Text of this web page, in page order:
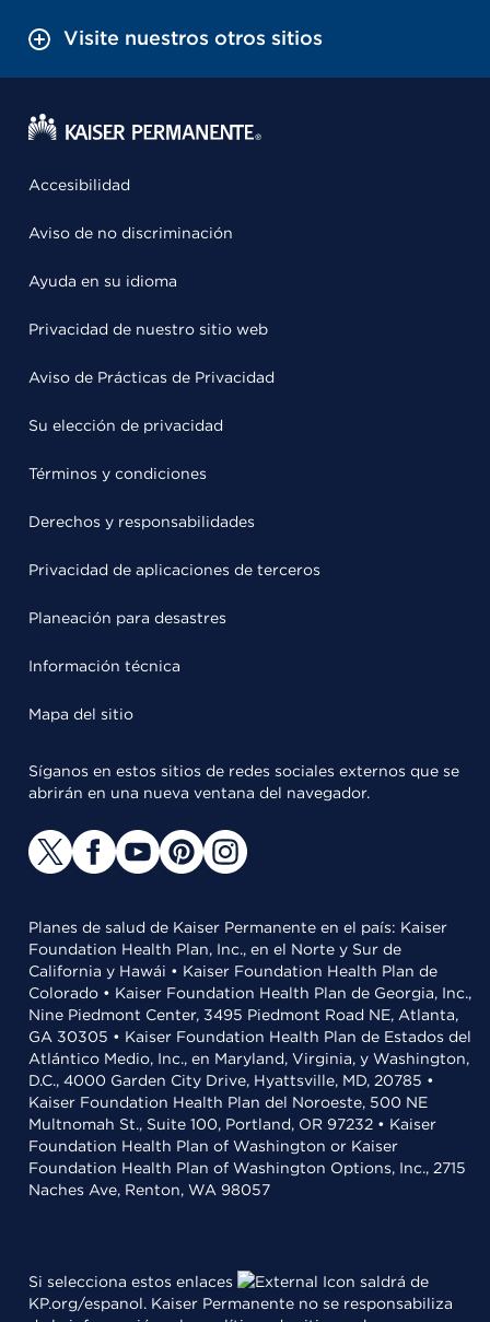
Visite nuestros otros sitios
Accesibilidad
Aviso de no discriminación
Ayuda en su idioma
Privacidad de nuestro sitio web
Aviso de Prácticas de Privacidad
Su elección de privacidad
Términos y condiciones
Derechos y responsabilidades
Privacidad de aplicaciones de terceros
Planeación para desastres
Información técnica
Mapa del sitio
Síganos en estos sitios de redes sociales externos que se
abrirán en una nueva ventana del navegador.
Planes de salud de Kaiser Permanente en el país: Kaiser
Foundation Health Plan, Inc., en el Norte y Sur de
California y Hawái • Kaiser Foundation Health Plan de
Colorado • Kaiser Foundation Health Plan de Georgia, Inc.,
Nine Piedmont Center, 3495 Piedmont Road NE, Atlanta,
GA 30305 • Kaiser Foundation Health Plan de Estados del
Atlántico Medio, Inc., en Maryland, Virginia, y Washington,
D.C., 4000 Garden City Drive, Hyattsville, MD, 20785 •
Kaiser Foundation Health Plan del Noroeste, 500 NE
Multnomah St., Suite 100, Portland, OR 97232 • Kaiser
Foundation Health Plan of Washington or Kaiser
Foundation Health Plan of Washington Options, Inc., 2715
Naches Ave, Renton, WA 98057
Si selecciona estos enlaces
saldrá de
KP.org/espanol. Kaiser Permanente no se responsabiliza